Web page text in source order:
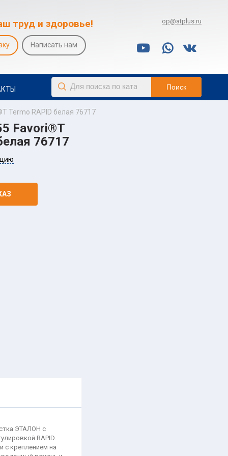
труд и здоровье!
Написать нам
op@atplus.ru
Termo RAPID белая 76717
Favori®T
76717
ЭТАЛОН с
RAPID.
с креплением на